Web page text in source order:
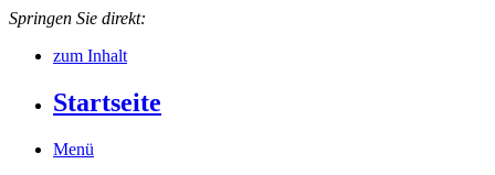
Springen Sie direkt:
zum Inhalt
Startseite
Menü